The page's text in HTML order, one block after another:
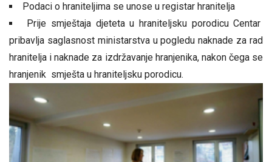
Podaci o hraniteljima se unose u registar hranitelja
Prije smještaja djeteta u hraniteljsku porodicu Centar
pribavlja saglasnost ministarstva u pogledu naknade za rad
hranitelja i naknade za izdržavanje hranjenika, nakon čega se
hranjenik smješta u hraniteljsku porodicu.